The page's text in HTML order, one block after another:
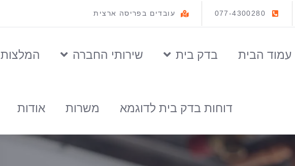
077-4300280 עובדים בפריסה ארצית
עמוד הבית בדק בית שירותי החברה המלצות
דוחות בדק בית לדוגמא משרות אודות